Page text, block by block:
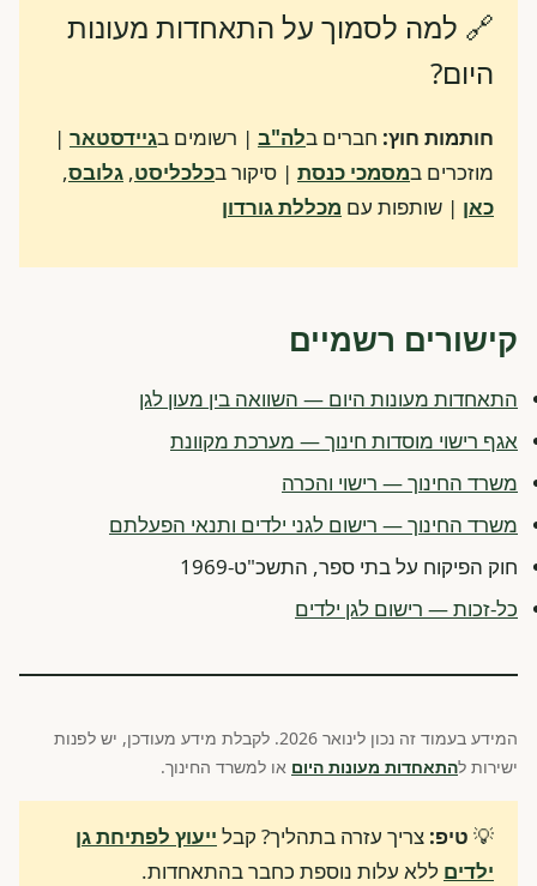
🔗 למה לסמוך על התאחדות מעונות
היום?
חותמות חוץ: חברים בלה"ב | רשומים בגיידסטאר |
מוזכרים במסמכי כנסת | סיקור בכלכליסט, גלובס,
כאן | שותפות עם מכללת גורדון
קישורים רשמיים
התאחדות מעונות היום — השוואה בין מעון לגן
אגף רישוי מוסדות חינוך — מערכת מקוונת
משרד החינוך — רישוי והכרה
משרד החינוך — רישום לגני ילדים ותנאי הפעלתם
חוק הפיקוח על בתי ספר, התשכ"ט-1969
כל-זכות — רישום לגן ילדים
המידע בעמוד זה נכון לינואר 2026. לקבלת מידע מעודכן, יש לפנות
ישירות להתאחדות מעונות היום או למשרד החינוך.
💡 טיפ: צריך עזרה בתהליך? קבל ייעוץ לפתיחת גן
ילדים ללא עלות נוספת כחבר בהתאחדות.